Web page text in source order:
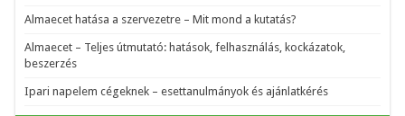
Almaecet hatása a szervezetre – Mit mond a kutatás?
Almaecet – Teljes útmutató: hatások, felhasználás, kockázatok,
beszerzés
Ipari napelem cégeknek – esettanulmányok és ajánlatkérés